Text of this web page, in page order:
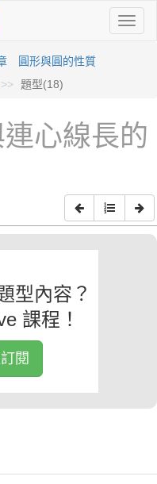
Dropdown
圓形與圓的性質
題型(18)
心線長的
型內容？
課程！
閱